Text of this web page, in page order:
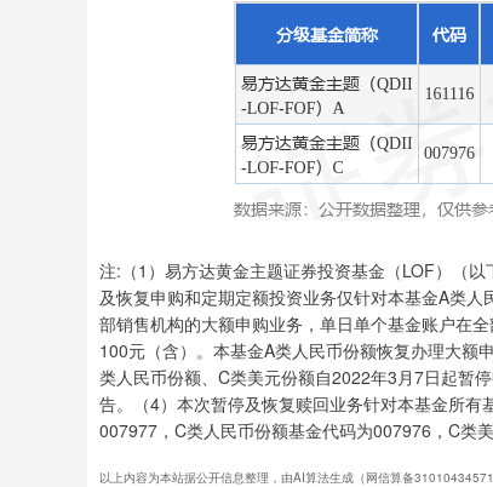
注:（1）易方达黄金主题证券投资基金（LOF）（
及恢复申购和定期定额投资业务仅针对本基金A类
部销售机构的大额申购业务，单日单个基金账户在
100元（含）。本基金A类人民币份额恢复办理大额
类人民币份额、C类美元份额自2022年3月7日起暂
告。（4）本次暂停及恢复赎回业务针对本基金所
007977，C类人民币份额基金代码为007976，C类
以上内容为本站据公开信息整理，由AI算法生成（网信算备